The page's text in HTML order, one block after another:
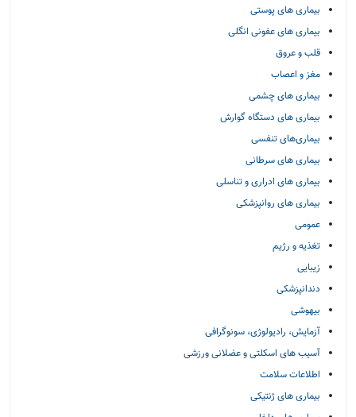
بیماری های پوستی
بیماری های عفونی انگلی
قلب و عروق
مغز و اعصاب
بیماری های چشمی
بیماری های دستگاه گوارش
بیماری‌های تنفسی
بیماری های سرطانی
بیماری های ادراری و تناسلی
بیماری های روانپزشکی
عمومی
تغذیه و رژیم
زیبایی
دندانپزشکی
بیهوشی
آزمایش، رادیولوژی، سونوگرافی
آسیب های اسکلتی و عضلانی ورزشی
اطلاعات سلامت
بیماری های ژنتیکی